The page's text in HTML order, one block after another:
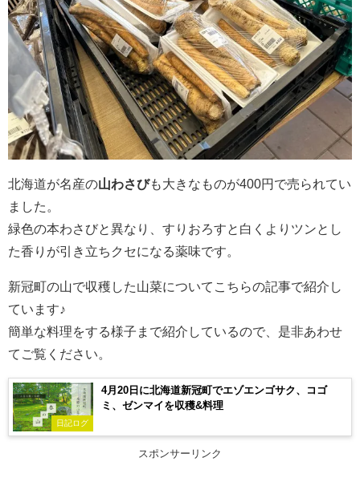
北海道が名産の山わさびも大きなものが400円で売られてい
ました。
緑色の本わさびと異なり、すりおろすと白くよりツンとし
た香りが引き立ちクセになる薬味です。
新冠町の山で収穫した山菜についてこちらの記事で紹介し
ています♪
簡単な料理をする様子まで紹介しているので、是非あわせ
てご覧ください。
日記ログ
4月20日に北海道新冠町でエゾエンゴサク、コゴ
ミ、ゼンマイを収穫&料理
スポンサーリンク